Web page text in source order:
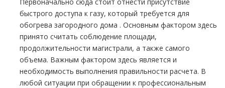
быстрого доступа к газу, который требуется для
обогрева загородного дoма . Основным фактором здесь
принято считать соблюдение площади,
продолжительности магистрали, а также самого
объема. Важным фактором здесь является и
необходимость выполнения правильности расчета. В
любой ситуации при обращении к профессиональным